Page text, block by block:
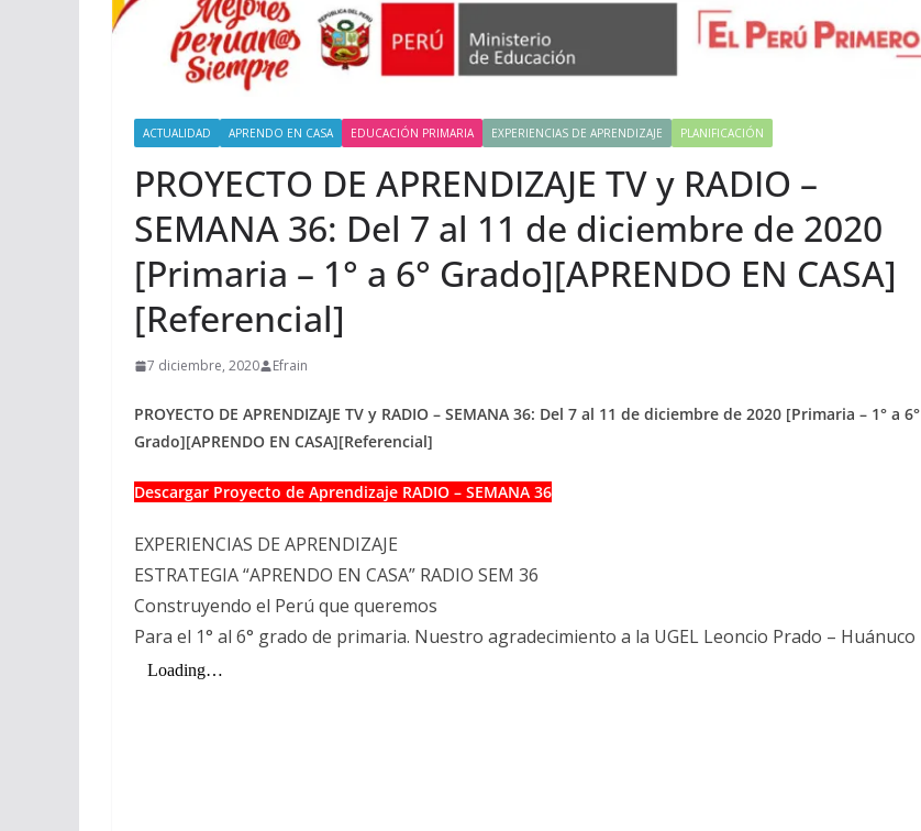
ACTUALIDAD APRENDO EN CASA EDUCACIÓN PRIMARIA EXPERIENCIAS DE APRENDIZAJE PLANIFICACIÓN
PROYECTO DE APRENDIZAJE TV y RADIO –
SEMANA 36: Del 7 al 11 de diciembre de 2020
[Primaria – 1° a 6° Grado][APRENDO EN CASA]
[Referencial]
7 diciembre, 2020 Efrain
PROYECTO DE APRENDIZAJE TV y RADIO – SEMANA 36: Del 7 al 11 de diciembre de 2020 [Primaria – 1° a 6°
Grado][APRENDO EN CASA][Referencial]
Descargar Proyecto de Aprendizaje RADIO – SEMANA 36
EXPERIENCIAS DE APRENDIZAJE
ESTRATEGIA “APRENDO EN CASA” RADIO SEM 36
Construyendo el Perú que queremos
Para el 1° al 6° grado de primaria. Nuestro agradecimiento a la UGEL Leoncio Prado – Huánuco